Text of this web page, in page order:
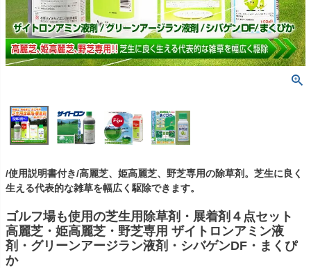
/使用説明書付き/高麗芝、姫高麗芝、野芝専用の除草剤。芝生に良く
生える代表的な雑草を幅広く駆除できます。
ゴルフ場も使用の芝生用除草剤・展着剤４点セット
高麗芝・姫高麗芝・野芝専用 ザイトロンアミン液
剤・グリーンアージラン液剤・シバゲンDF・まくぴ
か